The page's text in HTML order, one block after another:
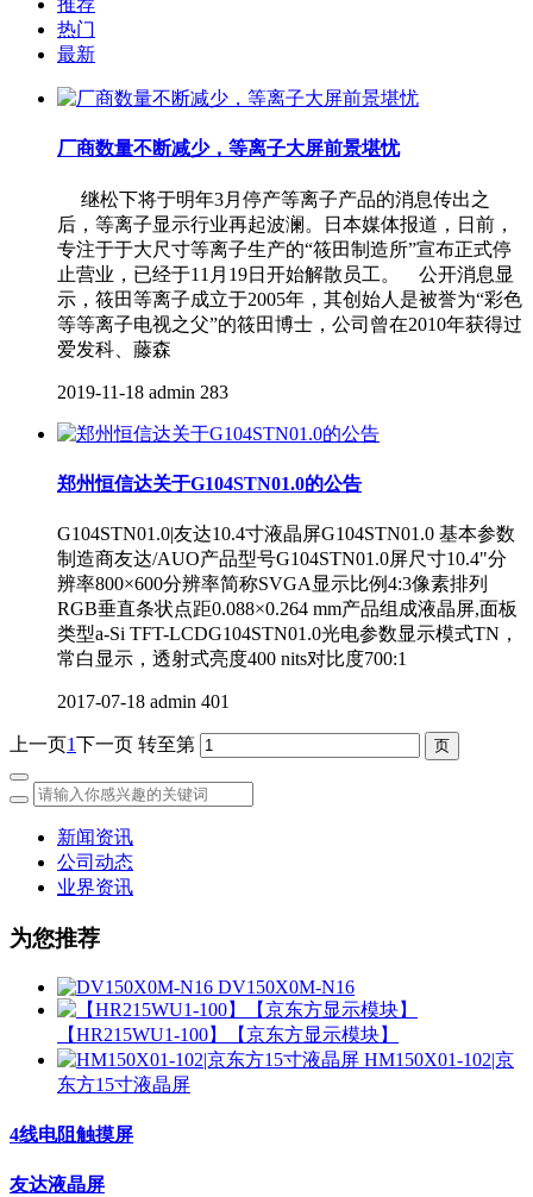
推荐
热门
最新
厂商数量不断减少，等离子大屏前景堪忧
继松下将于明年3月停产等离子产品的消息传出之
后，等离子显示行业再起波澜。日本媒体报道，日前，
专注于于大尺寸等离子生产的“筱田制造所”宣布正式停
止营业，已经于11月19日开始解散员工。 公开消息显
示，筱田等离子成立于2005年，其创始人是被誉为“彩色
等等离子电视之父”的筱田博士，公司曾在2010年获得过
爱发科、藤森
2019-11-18 admin 283
郑州恒信达关于G104STN01.0的公告
G104STN01.0|友达10.4寸液晶屏G104STN01.0 基本参数
制造商友达/AUO产品型号G104STN01.0屏尺寸10.4"分
辨率800×600分辨率简称SVGA显示比例4:3像素排列
RGB垂直条状点距0.088×0.264 mm产品组成液晶屏,面板
类型a-Si TFT-LCDG104STN01.0光电参数显示模式TN，
常白显示，透射式亮度400 nits对比度700:1
2017-07-18 admin 401
上一页1下一页 转至第
新闻资讯
公司动态
业界资讯
为您推荐
DV150X0M-N16
【HR215WU1-100】【京东方显示模块】
HM150X01-102|京
东方15寸液晶屏
4线电阻触摸屏
友达液晶屏